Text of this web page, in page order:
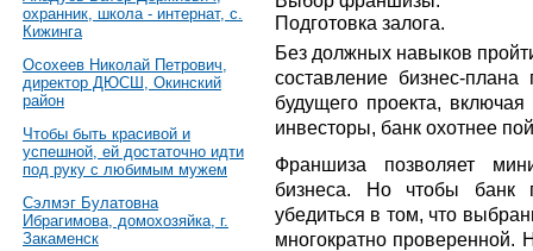
охранник, школа - интернат, с.
Кижинга
Осохеев Николай Петрович,
директор ДЮСШ, Окинский
район
Чтобы быть красивой и
успешной, ей достаточно идти
под руку с любимым мужем
Сэлмэг Булатовна
Ибрагимова, домохозяйка, г.
Закаменск
Подготовка залога.
Без должных навыков
составление бизнес-плана
будущего проекта,
инвесторы, банк охотнее
Франшиза позволяет
бизнеса. Но чтобы
убедиться в том, что
многократно проверенной.